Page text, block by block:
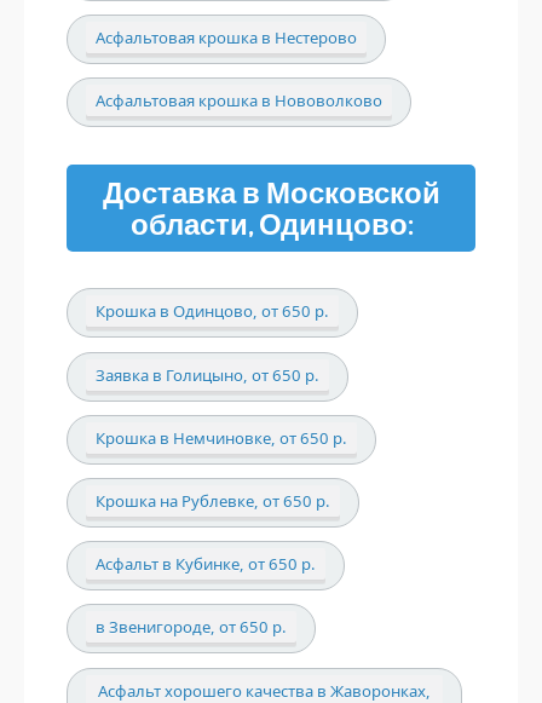
Асфальтовая крошка в Нестерово
Асфальтовая крошка в Нововолково
Доставка в Московской
области, Одинцово:
Крошка в Одинцово, от 650 р.
Заявка в Голицыно, от 650 р.
Крошка в Немчиновке, от 650 р.
Крошка на Рублевке, от 650 р.
Асфальт в Кубинке, от 650 р.
в Звенигороде, от 650 р.
Асфальт хорошего качества в Жаворонках,